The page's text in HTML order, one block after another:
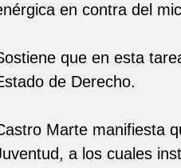
en contra del
que en esta
de Derecho.
Marte manifiesta
a los cuales